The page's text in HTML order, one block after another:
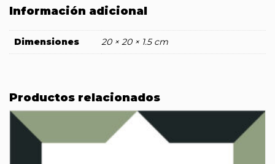
Información adicional
Dimensiones 20 × 20 × 1.5 cm
Productos relacionados